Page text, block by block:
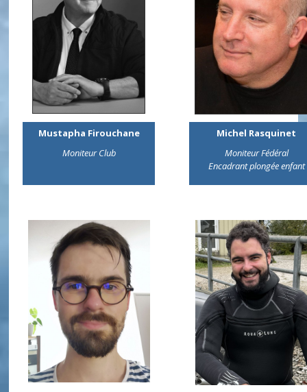
Mustapha Firouchane
Moniteur Club
Michel Rasquinet
Moniteur Fédéral
Encadrant plongée enfant